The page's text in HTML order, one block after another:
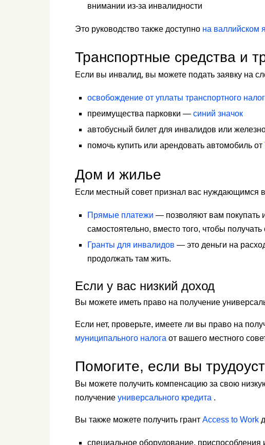
внимании из-за инвалидности
Это руководство также доступно на валлийском
Транспортные средства и
Если вы инвалид, вы можете подать заявку на
освобождение от уплаты транспортного
преимущества парковки — синий значок
автобусный билет для инвалидов или
помочь купить или арендовать автомобиль от
Дом и жилье
Если местный совет признал вас нуждающимся
Прямые платежи — позволяют вам покупать
самостоятельно, вместо того, чтобы
Гранты для инвалидов — это деньги на
продолжать там жить.
Если у вас низкий доход
Вы можете иметь право на получение
Если нет, проверьте, имеете ли вы право на
муниципального налога от вашего местного
Помогите, если вы
Вы можете получить компенсацию за свою
получение универсального кредита .
Вы также можете получить грант Access to Work
специальное оборудование, приспособления